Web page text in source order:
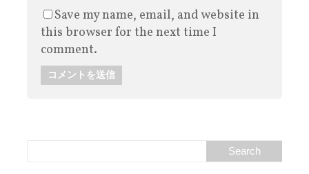
Save my name, email, and website in
this browser for the next time I
comment.